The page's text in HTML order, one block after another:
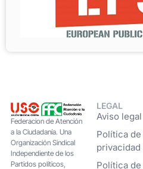
Federacion de Atención
a la Ciudadanía. Una
Organización Sindical
Independiente de los
Partidos políticos,
LEGAL
Aviso legal
Política de
privacidad
Política de